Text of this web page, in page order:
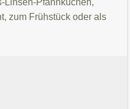
Linsen-Pfannkuchen,
zum Frühstück oder als